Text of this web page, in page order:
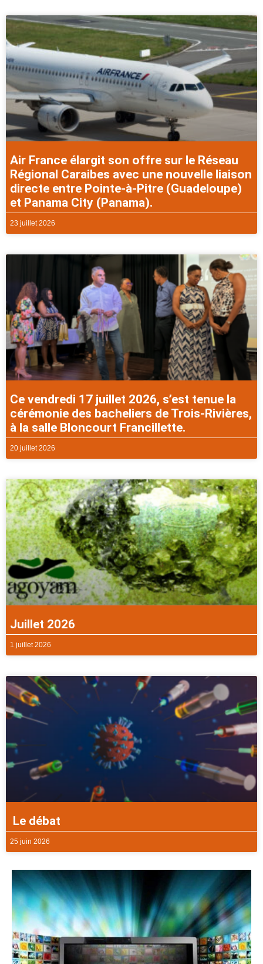
Air France élargit son offre sur le Réseau
Régional Caraibes avec une nouvelle liaison
directe entre Pointe-à-Pitre (Guadeloupe)
et Panama City (Panama).
23 juillet 2026
Ce vendredi 17 juillet 2026, s’est tenue la
cérémonie des bacheliers de Trois-Rivières,
à la salle Bloncourt Francillette.
20 juillet 2026
Juillet 2026
1 juillet 2026
Le débat
25 juin 2026